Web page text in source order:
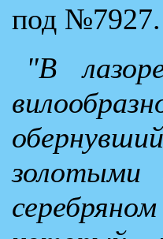
под №7927.
"В
золотыми